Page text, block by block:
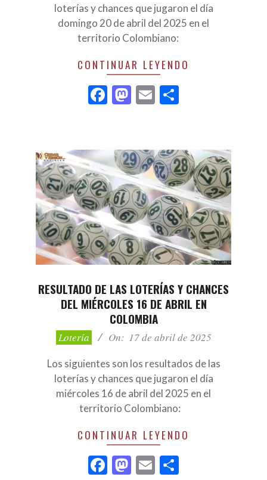
loterías y chances que jugaron el día
domingo 20 de abril del 2025 en el
territorio Colombiano:
CONTINUAR LEYENDO
Facebook
Mastodon
Email
RESULTADO DE LAS LOTERÍAS Y CHANCES
DEL MIÉRCOLES 16 DE ABRIL EN
COLOMBIA
2025-Lotería On: 17 de abril de 2025
Los siguientes son los resultados de las
loterías y chances que jugaron el día
miércoles 16 de abril del 2025 en el
territorio Colombiano:
CONTINUAR LEYENDO
Facebook
Mastodon
Email